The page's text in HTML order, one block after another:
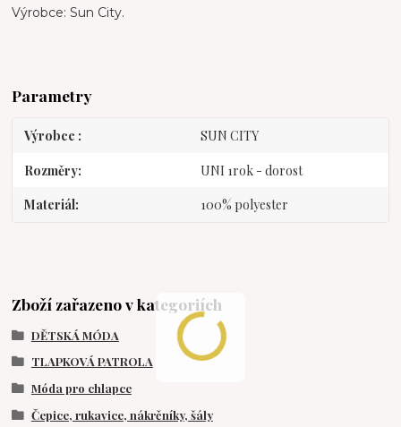
Výrobce: Sun City.
Parametry
Výrobce SUN CITY
Rozměry UNI 1rok - dorost
Materiál 100% polyester
Zboží zařazeno v kategoriích
DĚTSKÁ MÓDA
TLAPKOVÁ PATROLA
Móda pro chlapce
Čepice, rukavice, nákrčníky, šály